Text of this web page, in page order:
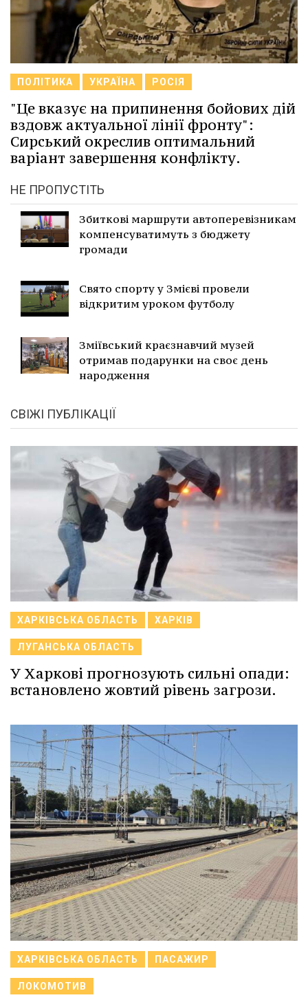
ПОЛІТИКА УКРАЇНА РОСІЯ
"Це вказує на припинення бойових дій
вздовж актуальної лінії фронту":
Сирський окреслив оптимальний
варіант завершення конфлікту.
НЕ ПРОПУСТІТЬ
Збиткові маршрути автоперевізникам
компенсуватимуть з бюджету
громади
Свято спорту у Змієві провели
відкритим уроком футболу
Зміївський краєзнавчий музей
отримав подарунки на своє день
народження
СВІЖІ ПУБЛІКАЦІЇ
ХАРКІВСЬКА ОБЛАСТЬ ХАРКІВ
ЛУГАНСЬКА ОБЛАСТЬ
У Харкові прогнозують сильні опади:
встановлено жовтий рівень загрози.
ХАРКІВСЬКА ОБЛАСТЬ ПАСАЖИР
ЛОКОМОТИВ